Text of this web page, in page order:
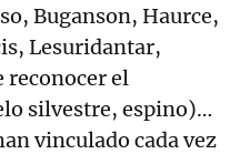
Buganson, Haurce,
Lesuridantar,
reconocer el
silvestre, espino)…
vinculado cada vez